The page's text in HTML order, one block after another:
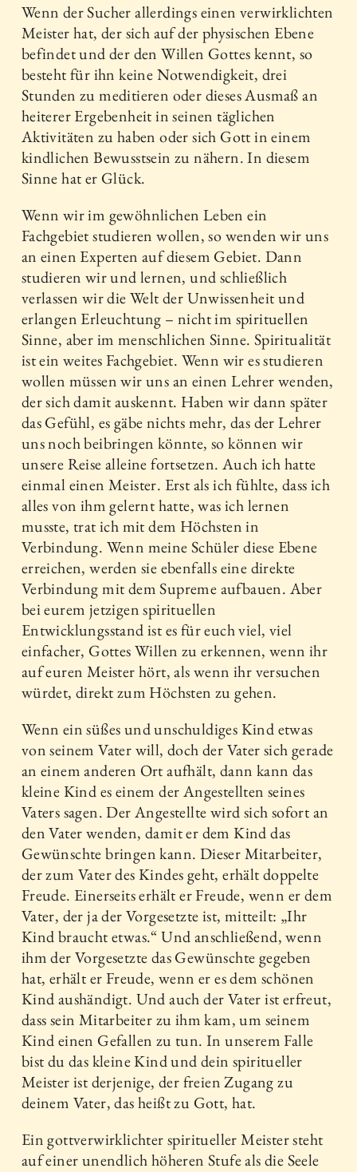
Wenn der Sucher allerdings einen verwirklichten
Meister hat, der sich auf der physischen Ebene
befindet und der den Willen Gottes kennt, so
besteht für ihn keine Notwendigkeit, drei
Stunden zu meditieren oder dieses Ausmaß an
heiterer Ergebenheit in seinen täglichen
Aktivitäten zu haben oder sich Gott in einem
kindlichen Bewusstsein zu nähern. In diesem
Sinne hat er Glück.
Wenn wir im gewöhnlichen Leben ein
Fachgebiet studieren wollen, so wenden wir uns
an einen Experten auf diesem Gebiet. Dann
studieren wir und lernen, und schließ­lich
verlassen wir die Welt der Unwissenheit und
erlangen Erleuchtung – nicht im spirituellen
Sinne, aber im menschlichen Sinne. Spiritualität
ist ein weites Fachgebiet. Wenn wir es studieren
wollen müssen wir uns an einen Lehrer wenden,
der sich damit auskennt. Haben wir dann später
das Gefühl, es gäbe nichts mehr, das der Lehrer
uns noch beibringen könnte, so können wir
unsere Reise alleine fortsetzen. Auch ich hatte
einmal einen Meister. Erst als ich fühlte, dass ich
alles von ihm gelernt hatte, was ich lernen
musste, trat ich mit dem Höchsten in
Verbindung. Wenn meine Schüler diese Ebene
erreichen, werden sie ebenfalls eine direkte
Verbindung mit dem Supreme aufbauen. Aber
bei eurem jetzigen spirituellen
Entwicklungsstand ist es für euch viel, viel
einfacher, Gottes Willen zu erkennen, wenn ihr
auf euren Meister hört, als wenn ihr versuchen
würdet, direkt zum Höchsten zu gehen.
Wenn ein süßes und unschuldiges Kind etwas
von seinem Vater will, doch der Vater sich gerade
an einem anderen Ort aufhält, dann kann das
kleine Kind es einem der Angestellten seines
Vaters sagen. Der Angestellte wird sich sofort an
den Vater wenden, damit er dem Kind das
Gewünschte bringen kann. Dieser Mitarbeiter,
der zum Vater des Kindes geht, erhält doppelte
Freude. Einerseits erhält er Freude, wenn er dem
Vater, der ja der Vorgesetzte ist, mitteilt: „Ihr
Kind braucht etwas.“ Und anschließend, wenn
ihm der Vorgesetzte das Gewünschte gegeben
hat, erhält er Freude, wenn er es dem schönen
Kind aushändigt. Und auch der Vater ist erfreut,
dass sein Mitarbeiter zu ihm kam, um seinem
Kind einen Gefallen zu tun. In unserem Falle
bist du das kleine Kind und dein spiritueller
Meister ist derjenige, der freien Zugang zu
deinem Vater, das heißt zu Gott, hat.
Ein gottverwirklichter spiritueller Meister steht
auf einer unendlich höheren Stufe als die Seele